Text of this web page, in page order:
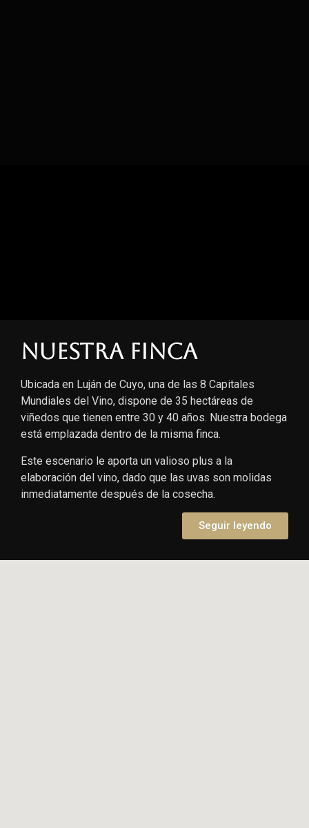
Nuestra finca
Ubicada en Luján de Cuyo, una de las 8 Capitales
Mundiales del Vino, dispone de 35 hectáreas de
viñedos que tienen entre 30 y 40 años. Nuestra bodega
está emplazada dentro de la misma finca.
Este escenario le aporta un valioso plus a la
elaboración del vino, dado que las uvas son molidas
inmediatamente después de la cosecha.
Seguir leyendo